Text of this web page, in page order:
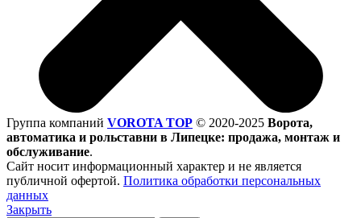
Группа компаний VOROTA TOP © 2020-2025 Ворота,
автоматика и рольставни в Липецке: продажа, монтаж и
обслуживание.
Сайт носит информационный характер и не является
публичной офертой. Политика обработки персональных
данных
Закрыть